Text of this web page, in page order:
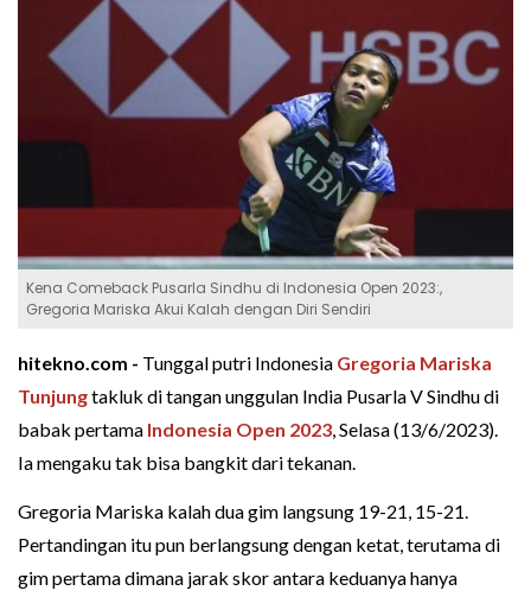
Kena Comeback Pusarla Sindhu di Indonesia Open 2023:,
Gregoria Mariska Akui Kalah dengan Diri Sendiri
hitekno.com - Tunggal putri Indonesia Gregoria Mariska
Tunjungtakluk di tangan unggulan India Pusarla V Sindhu di
babak pertama Indonesia Open 2023, Selasa (13/6/2023).
Ia mengaku tak bisa bangkit dari tekanan.
Gregoria Mariska kalah dua gim langsung 19-21, 15-21.
Pertandingan itu pun berlangsung dengan ketat, terutama di
gim pertama dimana jarak skor antara keduanya hanya